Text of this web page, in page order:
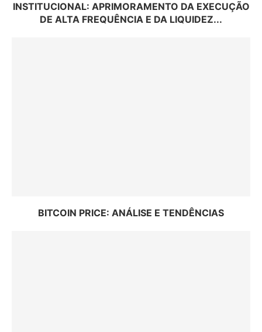
INSTITUCIONAL: APRIMORAMENTO DA EXECUÇÃO
DE ALTA FREQUÊNCIA E DA LIQUIDEZ...
BITCOIN PRICE: ANÁLISE E TENDÊNCIAS